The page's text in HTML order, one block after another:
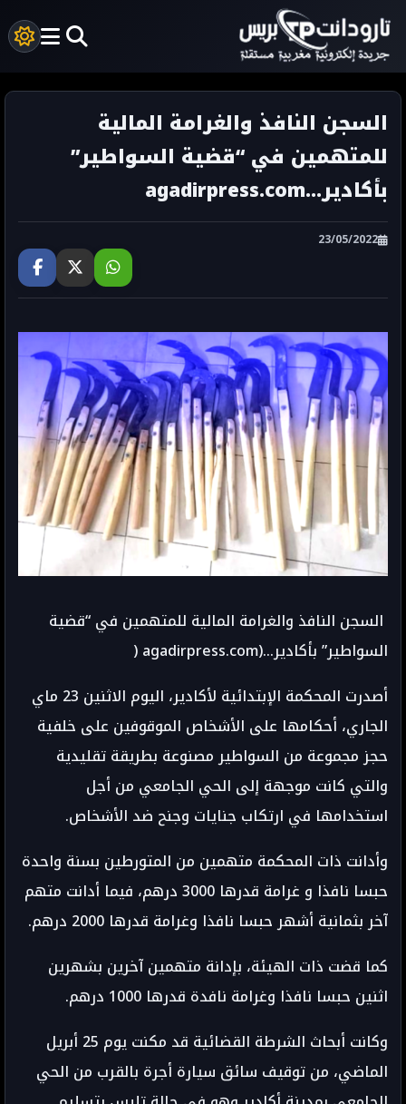
السجن النافذ والغرامة المالية
للمتهمين في “قضية السواطير”
بأكادير...agadirpress.com
23/05/2022
السجن النافذ والغرامة المالية للمتهمين في “قضية
السواطير” بأكادير...(agadirpress.com (
أصدرت المحكمة الإبتدائية لأكادير، اليوم الاثنين 23 ماي
الجاري، أحكامها على الأشخاص الموقوفين على خلفية
حجز مجموعة من السواطير مصنوعة بطريقة تقليدية
والتي كانت موجهة إلى الحي الجامعي من أجل
استخدامها في ارتكاب جنايات وجنح ضد الأشخاص.
وأدانت ذات المحكمة متهمين من المتورطين بسنة واحدة
حبسا نافذا و غرامة قدرها 3000 درهم، فيما أدانت متهم
آخر بثمانية أشهر حبسا نافذا وغرامة قدرها 2000 درهم.
كما قضت ذات الهيئة، بإدانة متهمين آخرين بشهرين
اثنين حبسا نافذا وغرامة نافدة قدرها 1000 درهم.
وكانت أبحاث الشرطة القضائية قد مكنت يوم 25 أبريل
الماضي، من توقيف سائق سيارة أجرة بالقرب من الحي